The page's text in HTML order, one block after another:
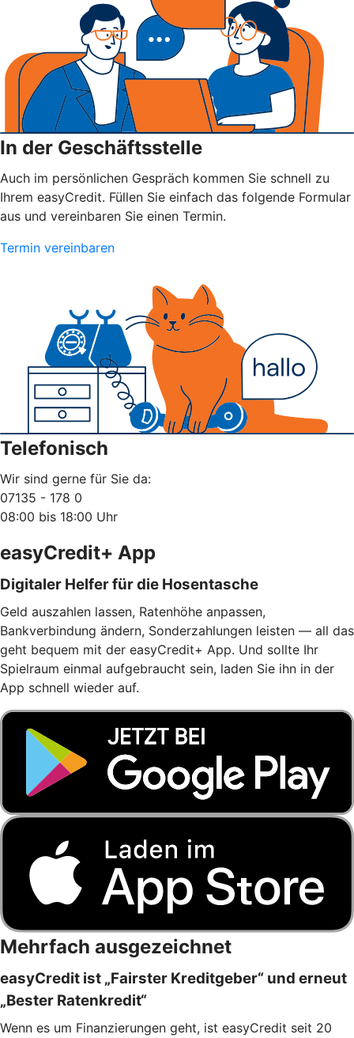
In der Geschäftsstelle
Auch im persönlichen Gespräch kommen Sie schnell zu
Ihrem easyCredit. Füllen Sie einfach das folgende Formular
aus und vereinbaren Sie einen Termin.
Termin vereinbaren
Telefonisch
Wir sind gerne für Sie da:
07135 - 178 0
08:00 bis 18:00 Uhr
easyCredit+ App
Digitaler Helfer für die Hosentasche
Geld auszahlen lassen, Ratenhöhe anpassen,
Bankverbindung ändern, Sonderzahlungen leisten — all das
geht bequem mit der easyCredit+ App. Und sollte Ihr
Spielraum einmal aufgebraucht sein, laden Sie ihn in der
App schnell wieder auf.
Mehrfach ausgezeichnet
easyCredit ist „Fairster Kreditgeber“ und erneut
„Bester Ratenkredit“
Wenn es um Finanzierungen geht, ist easyCredit seit 20